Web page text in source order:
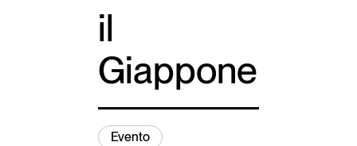
il
Giappone
Evento